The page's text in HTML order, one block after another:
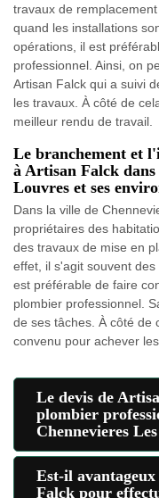
travaux de
quand les installations
opérations, il est
professionnel. Ainsi, on
Artisan Falck qui a suivi
les travaux. À côté de
meilleur rendu de travail.
Le branchement et
à Artisan Falck
Louvres et ses
Dans la ville de
propriétaires des
des travaux de mise en
effet, il s'agit souvent
est préférable de faire
plombier professionnel.
de ses tâches. À côté de
convenu pour achever
Le devis de
plombier
Chennevieres
Est-il
Falck pour